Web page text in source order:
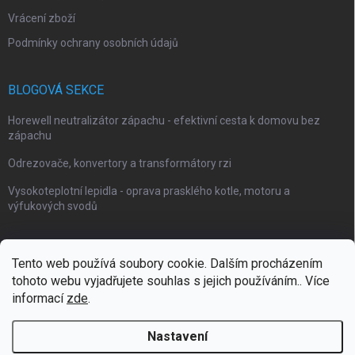
Tento web používá soubory cookie. Dalším procházením
tohoto webu vyjadřujete souhlas s jejich používáním.. Více
informací zde.
Nastavení
Vrácení zboží
Podmínky ochrany osobních údajů
BLOGOVÁ SEKCE
Horewell neutralizátor zápachu - efektivní cesta k domovu bez
zápachu
Odrezovače, konvertory a transformátory rzi
Vysokoteplotní lepidla - oprava prasklého kotle, motoru a
výfukových svodů
Webové stránky Impaguard Naše autokosmetika Impashield